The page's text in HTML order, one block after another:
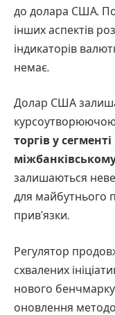
до долара США.
інших аспектів
індикаторів
немає.
Долар США
торгів у
залишаються
для майбутнього
прив’язки.
Регулятор
схвалених
нового
оновлення